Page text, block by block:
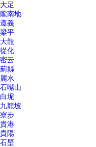
大足
隴南地
遵義
梁平
大龍
從化
密云
薊縣
麗水
石嘴山
白坭
九龍坡
寮步
貴港
貴陽
石壁